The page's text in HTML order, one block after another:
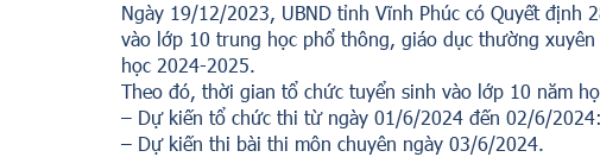
Ngày 19/12/2023, UBND tỉnh Vĩnh Phúc có Quyết định
vào lớp 10 trung học phổ thông, giáo dục thường
học 2024-2025.
Theo đó, thời gian tổ chức tuyển sinh vào lớp 10 năm
– Dự kiến tổ chức thi từ ngày 01/6/2024 đến 02/6/
– Dự kiến thi bài thi môn chuyên ngày 03/6/2024.